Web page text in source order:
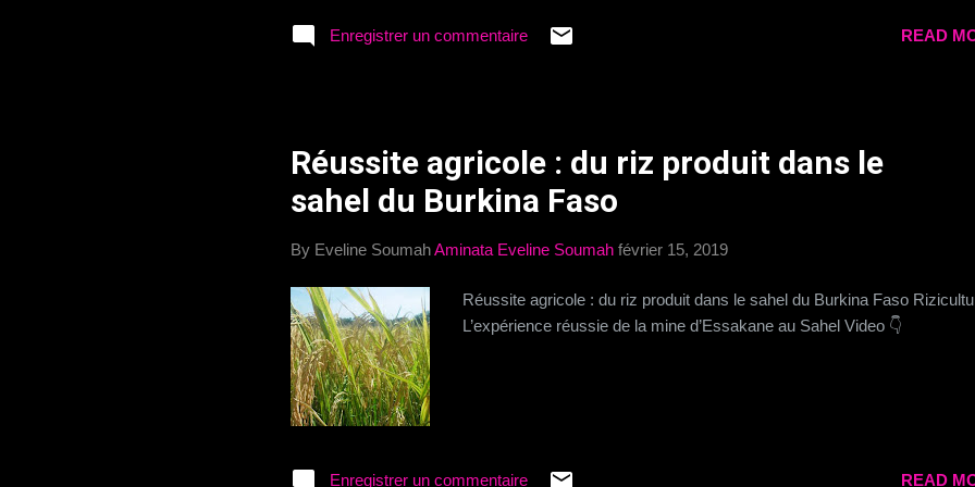
Enregistrer un commentaire READ
Réussite agricole : du riz produit dans le
sahel du Burkina Faso
By Eveline SoumahAminata Eveline Soumah février 15, 2019
Réussite agricole : du riz produit dans le sahel du Burkina Faso
L’expérience réussie de la mine d’Essakane au Sahel Video 👇
Enregistrer un commentaire READ